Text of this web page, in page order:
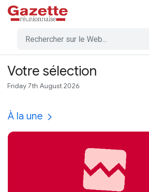
Votre sélection
Friday 7th August 2026
À la une